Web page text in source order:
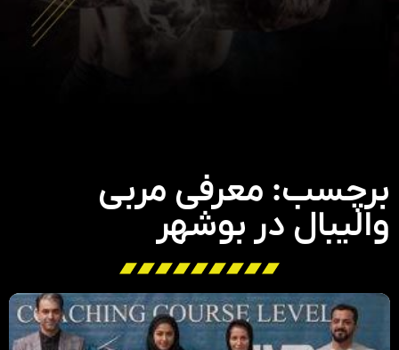
برچسب: معرفی مربی
والیبال در بوشهر